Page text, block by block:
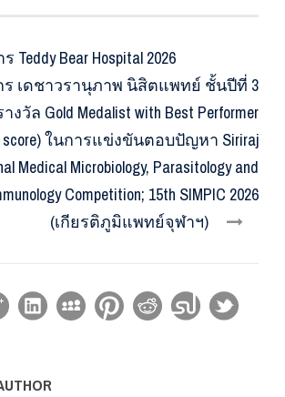
Teddy Bear Hospital 2026
ร เดชาวรานุภาพ นิสิตแพทย์ ชั้นปีที่ 3
งวัล Gold Medalist with Best Performer
score) ในการแข่งขันตอบปัญหา Siriraj
Medical Microbiology, Parasitology and
Competition; 15th SIMPIC 2026
(เกียรติภูมิแพทย์จุฬาฯ)